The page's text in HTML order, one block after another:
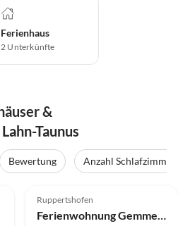
Ferienhaus
2 Unterkünfte
&
Taunus
Bewertung
Anzahl Schlafzimmer
Ruppertshofen
Ferienwohnung Gemmer 2